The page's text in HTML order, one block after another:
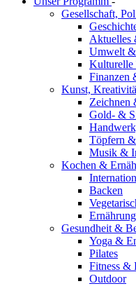
Gesellschaft,
Aktuelles
Umwelt
Kulturelle
Finanzen
Kunst,
Zeichnen
Gold- &
Töpfern
Musik &
Kochen &
Backen
Gesundheit &
Yoga &
Pilates
Fitness &
Outdoor